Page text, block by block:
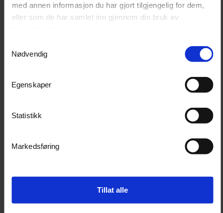
med annen informasjon du har gjort tilgjengelig for dem,
eller som de har samlet inn gjennom din bruk av
Nødvendig
Egenskaper
Statistikk
Markedsføring
Tillat alle
Ledlenser P3 Core
Kjøp
Ledlenser® H7R Core
På lager